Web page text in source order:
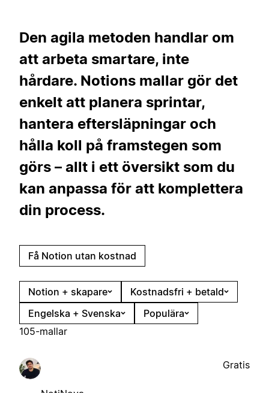
Den agila metoden handlar om
att arbeta smartare, inte
hårdare. Notions mallar gör det
enkelt att planera sprintar,
hantera eftersläpningar och
hålla koll på framstegen som
görs – allt i ett översikt som du
kan anpassa för att komplettera
din process.
Få Notion utan kostnad
Notion + skapare
Kostnadsfri + betald
Engelska + Svenska
Populära
105-mallar
Gratis